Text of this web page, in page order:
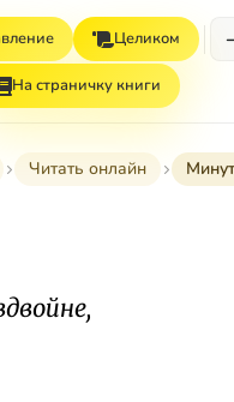
Целиком
На страничку книги
Читать онлайн